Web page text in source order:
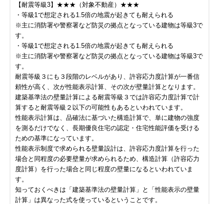
【耐震等級3】★★★（対象不動産）★★★
・等級1で想定される1.5倍の地震が起きても耐えられる
※主に消防署や警察署など防災の拠点となっている建物は等級3で
す。
・等級1で想定される1.5倍の地震が起きても耐えられる
※主に消防署や警察署など防災の拠点となっている建物は等級3で
す。
耐震等級３にも３段階のレベルがあり、許容応力度計算が一番信
頼性が高く、次が性能表示計算、その次が壁量計算となります。
建築基準法の壁量計算による耐震等級３では許容応力度計算で計
算すると耐震等級２以下の可能性もあるといわれています。
性能表示計算は、品確法に基づいた構造計算で、単に建物の強度
を測るだけでなく、長期優良住宅の認定・住宅性能評価を受ける
ための基準になっています。
性能表示制度で求められる壁量設計は、許容応力度計算を行った
場合と同程度の必要壁量が求められるため、構造計算（許容応力
度計算）を行った場合と同じ程度の壁量になるといわれていま
す。
知っておくべきは「建築基準法の壁量計算」と「性能表示の壁量
計算」は異なった式を使っているということです。